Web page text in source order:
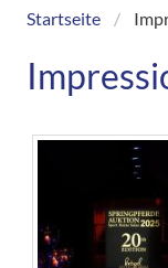
Startseite